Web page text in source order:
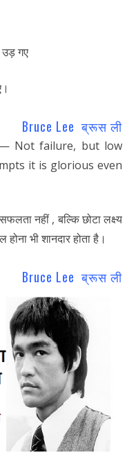
गए
Bruce Lee ब्रूस ली
Not failure, but low
it is glorious even
नहीं , बल्कि छोटा लक्ष्य
भी शानदार होता है।
Bruce Lee ब्रूस ली